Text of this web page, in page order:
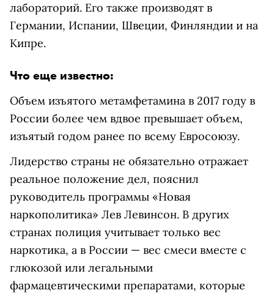
лабораторий. Его также производят в
Германии, Испании, Швеции, Финляндии и на
Кипре.
Что еще известно:
Объем изъятого метамфетамина в 2017 году в
России более чем вдвое превышает объем,
изъятый годом ранее по всему Евросоюзу.
Лидерство страны не обязательно отражает
реальное положение дел, пояснил
руководитель программы «Новая
наркополитика» Лев Левинсон. В других
странах полиция учитывает только вес
наркотика, а в России — вес смеси вместе с
глюкозой или легальными
фармацевтическими препаратами, которые